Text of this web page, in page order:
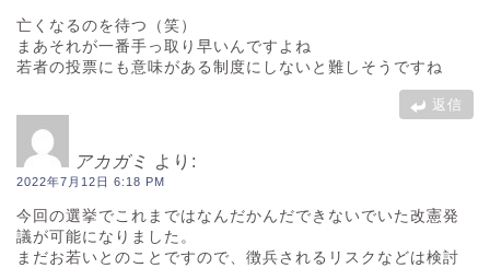
亡くなるのを待つ（笑）
まあそれが一番手っ取り早いんですよね
若者の投票にも意味がある制度にしないと難しそうですね
返信
アカガミ より:
2022年7月12日 6:18 PM
今回の選挙でこれまではなんだかんだできないでいた改憲発
議が可能になりました。
まだお若いとのことですので、徴兵されるリスクなどは検討